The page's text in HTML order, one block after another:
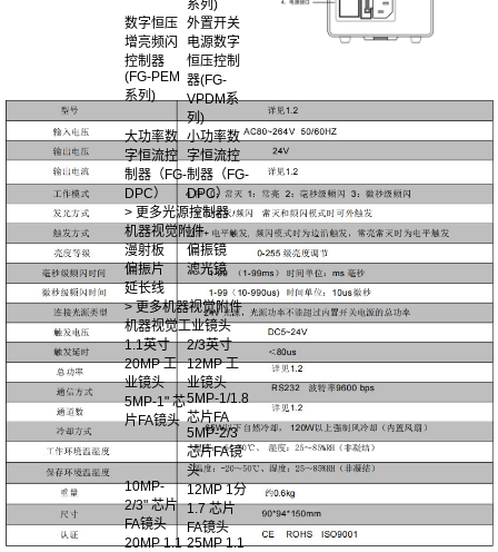
系列)
数字恒压
增亮频闪
控制器
(FG-PEM
系列)
外置开关
电源数字
恒压控制
器(FG-
VPDM系
列)
大功率数
字恒流控
制器（FG-
DPC）
小功率数
字恒流控
制器（FG-
DPC）
> 更多光源控制器
机器视觉附件
漫射板
偏振镜
偏振片
滤光镜
延长线
> 更多机器视觉附件
机器视觉工业镜头
1.1英寸
20MP 工
业镜头
2/3英寸
12MP 工
业镜头
5MP-1" 芯
片FA镜头
5MP-1/1.8
芯片FA
5MP-2/3
芯片FA镜
头
10MP-
2/3" 芯片
FA镜头
12MP 1分
1.7 芯片
FA镜头
20MP 1.1 25MP 1.1